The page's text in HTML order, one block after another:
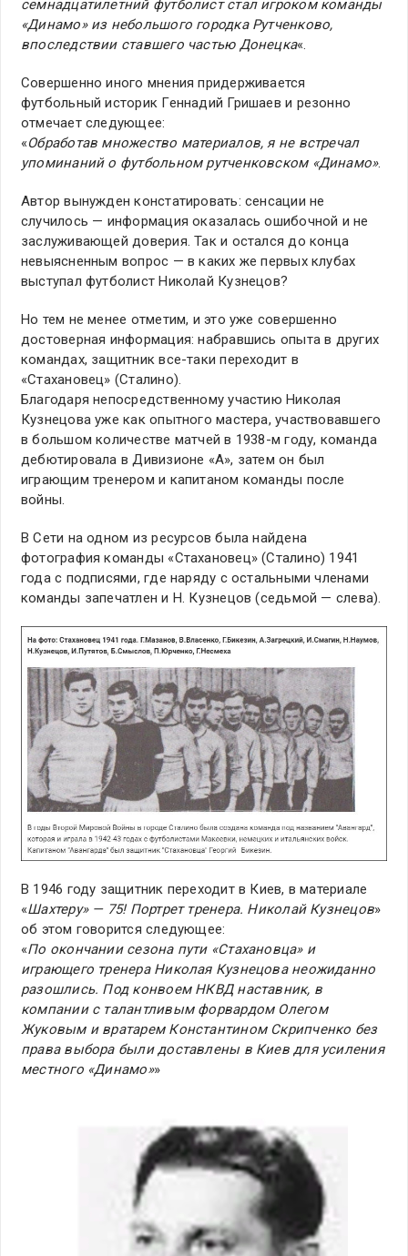
семнадцатилетний футболист стал игроком команды
«Динамо» из небольшого городка Рутченково,
впоследствии ставшего частью Донецка«.
Совершенно иного мнения придерживается
футбольный историк Геннадий Гришаев и резонно
отмечает следующее:
«Обработав множество материалов, я не встречал
упоминаний о футбольном рутченковском «Динамо».
Автор вынужден констатировать: сенсации не
случилось — информация оказалась ошибочной и не
заслуживающей доверия. Так и остался до конца
невыясненным вопрос — в каких же первых клубах
выступал футболист Николай Кузнецов?
Но тем не менее отметим, и это уже совершенно
достоверная информация: набравшись опыта в других
командах, защитник все-таки переходит в
«Стахановец» (Сталино).
Благодаря непосредственному участию Николая
Кузнецова уже как опытного мастера, участвовавшего
в большом количестве матчей в 1938-м году, команда
дебютировала в Дивизионе «А», затем он был
играющим тренером и капитаном команды после
войны.
В Сети на одном из ресурсов была найдена
фотография команды «Стахановец» (Сталино) 1941
года с подписями, где наряду с остальными членами
команды запечатлен и Н. Кузнецов (седьмой — слева).
В 1946 году защитник переходит в Киев, в материале
«Шахтеру» — 75! Портрет тренера. Николай Кузнецов»
об этом говорится следующее:
«По окончании сезона пути «Стахановца» и
играющего тренера Николая Кузнецова неожиданно
разошлись. Под конвоем НКВД наставник, в
компании с талантливым форвардом Олегом
Жуковым и вратарем Константином Скрипченко без
права выбора были доставлены в Киев для усиления
местного «Динамо»»